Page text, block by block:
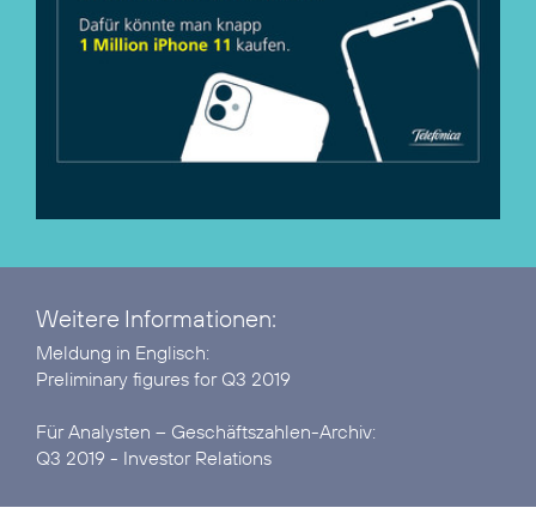
Weitere Informationen:
Preliminary figures for Q3 2019
Q3 2019 - Investor Relations